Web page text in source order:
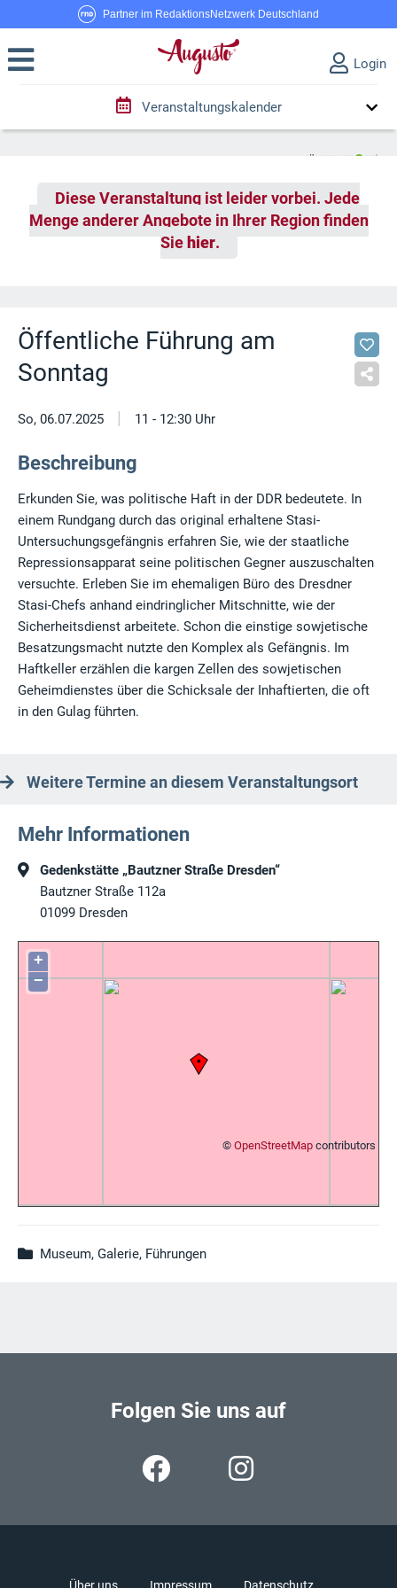
Partner im RedaktionsNetzwerk Deutschland
Login
Veranstaltungskalender
Diese Veranstaltung ist leider vorbei. Jede
Menge anderer Angebote in Ihrer Region finden
Sie hier.
Öffentliche Führung am
Sonntag
So, 06.07.2025 | 11 - 12:30 Uhr
Beschreibung
Erkunden Sie, was politische Haft in der DDR bedeutete. In
einem Rundgang durch das original erhaltene Stasi-
Untersuchungsgefängnis erfahren Sie, wie der staatliche
Repressionsapparat seine politischen Gegner auszuschalten
versuchte. Erleben Sie im ehemaligen Büro des Dresdner
Stasi-Chefs anhand eindringlicher Mitschnitte, wie der
Sicherheitsdienst arbeitete. Schon die einstige sowjetische
Besatzungsmacht nutzte den Komplex als Gefängnis. Im
Haftkeller erzählen die kargen Zellen des sowjetischen
Geheimdienstes über die Schicksale der Inhaftierten, die oft
in den Gulag führten.
Weitere Termine an diesem Veranstaltungsort
Mehr Informationen
Gedenkstätte „Bautzner Straße Dresden“
Bautzner Straße 112a
01099 Dresden
+
−
© OpenStreetMap contributors
Museum, Galerie, Führungen
Folgen Sie uns auf